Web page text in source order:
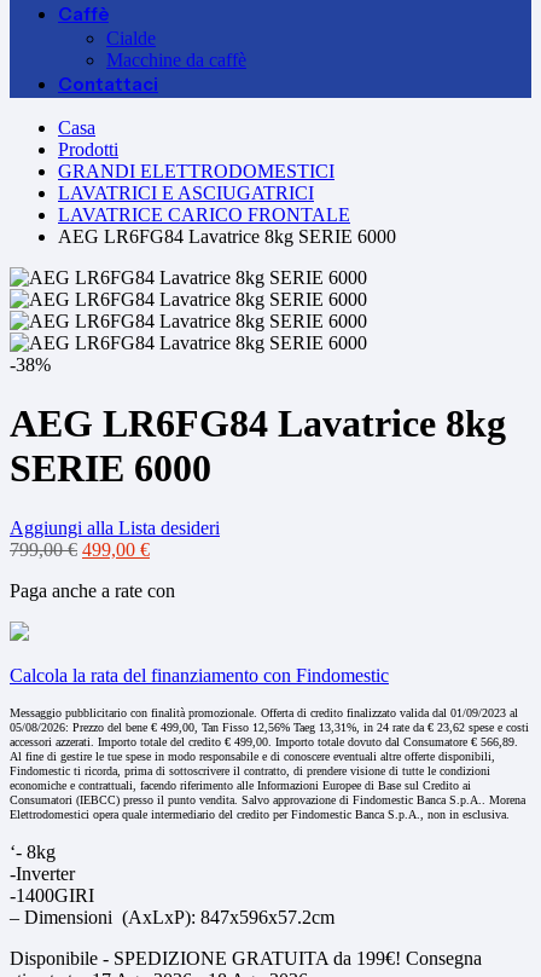
Caffè
Cialde
Macchine da caffè
Contattaci
Casa
Prodotti
GRANDI ELETTRODOMESTICI
LAVATRICI E ASCIUGATRICI
LAVATRICE CARICO FRONTALE
AEG LR6FG84 Lavatrice 8kg SERIE 6000
-38%
AEG LR6FG84 Lavatrice 8kg
SERIE 6000
Aggiungi alla Lista desideri
799,00€ Il
originale
499,00 €Il
attuale
Paga anche a rate con
Calcola la rata del finanziamento con Findomestic
Messaggio pubblicitario con finalità promozionale. Offerta di credito finalizzato valida dal 01/09/2023 al
05/08/2026: Prezzo del bene € 499,00, Tan Fisso 12,56% Taeg 13,31%, in 24 rate da € 23,62 spese e costi
accessori azzerati. Importo totale del credito € 499,00. Importo totale dovuto dal Consumatore € 566,89.
Al fine di gestire le tue spese in modo responsabile e di conoscere eventuali altre offerte disponibili,
Findomestic ti ricorda, prima di sottoscrivere il contratto, di prendere visione di tutte le condizioni
economiche e contrattuali, facendo riferimento alle Informazioni Europee di Base sul Credito ai
Consumatori (IEBCC) presso il punto vendita. Salvo approvazione di Findomestic Banca S.p.A.. Morena
Elettrodomestici opera quale intermediario del credito per Findomestic Banca S.p.A., non in esclusiva.
‘- 8kg
-Inverter
-1400GIRI
– Dimensioni (AxLxP): 847x596x57.2cm
Disponibile - SPEDIZIONE GRATUITA da 199€! Consegna